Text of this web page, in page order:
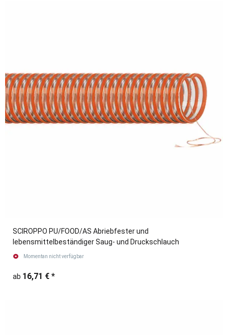
SCIROPPO PU/FOOD/AS Abriebfester und
lebensmittelbeständiger Saug- und Druckschlauch
Momentan nicht verfügbar
ab 16,71 € *